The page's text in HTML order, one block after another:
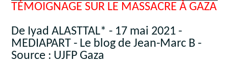
TÉMOIGNAGE SUR LE MASSACRE À GAZA
De Iyad ALASTTAL* - 17 mai 2021 -
MEDIAPART - Le blog de Jean-Marc B -
Source : UJFP Gaza